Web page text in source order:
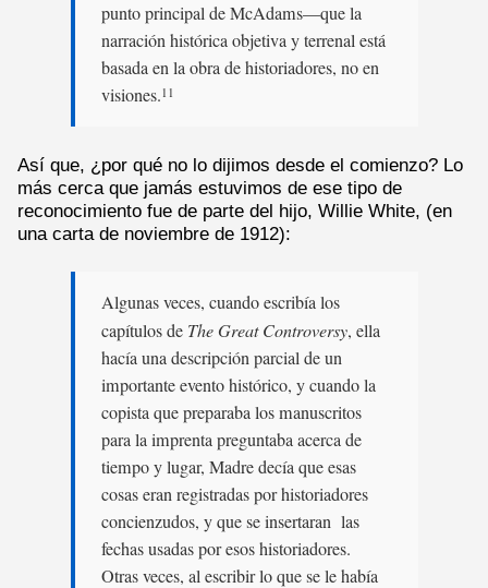
punto principal de McAdams—que la
narración histórica objetiva y terrenal está
basada en la obra de historiadores, no en
visiones. 11
Así que, ¿por qué no lo dijimos desde el comienzo? Lo
más cerca que jamás estuvimos de ese tipo de
reconocimiento fue de parte del hijo, Willie White, (en
una carta de noviembre de 1912):
Algunas veces, cuando escribía los
capítulos de The Great Controversy, ella
hacía una descripción parcial de un
importante evento histórico, y cuando la
copista que preparaba los manuscritos
para la imprenta preguntaba acerca de
tiempo y lugar, Madre decía que esas
cosas eran registradas por historiadores
concienzudos, y que se insertaran las
fechas usadas por esos historiadores.
Otras veces, al escribir lo que se le había